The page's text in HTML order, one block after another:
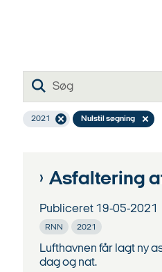
2021 Nulstil søgning
Asfaltering
Publiceret 19-05-2021
RNN 2021
Lufthavnen får lagt ny
dag og nat.